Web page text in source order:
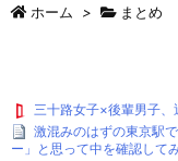
ホーム > まとめ
三十路女子×後輩男子
激混みのはずの東京駅
ー」と思って中を確認して